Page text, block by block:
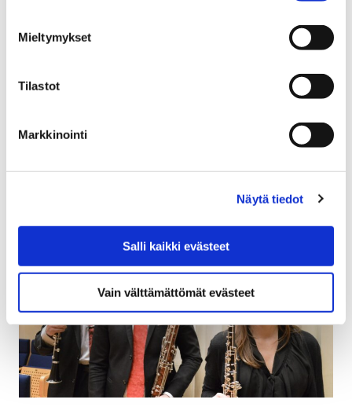
Mieltymykset
Tilastot
Markkinointi
Näytä tiedot
Salli kaikki evästeet
Vain välttämättömät evästeet
15 helmikuun, 2019
Porin kaupunki jakaa sadalle nuorelle kesätyösetelin
työllistymistä tukemaan. Seteliä haki 500 innokasta
saavaa.